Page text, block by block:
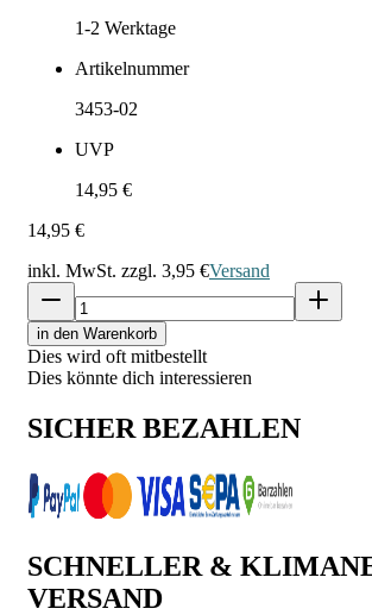
1-2 Werktage
Artikelnummer
3453-02
UVP
14,95 €
14,95 €
inkl. MwSt. zzgl. 3,95 €Versand
in den Warenkorb
Dies wird oft mitbestellt
Dies könnte dich interessieren
SICHER BEZAHLEN
SCHNELLER &
VERSAND